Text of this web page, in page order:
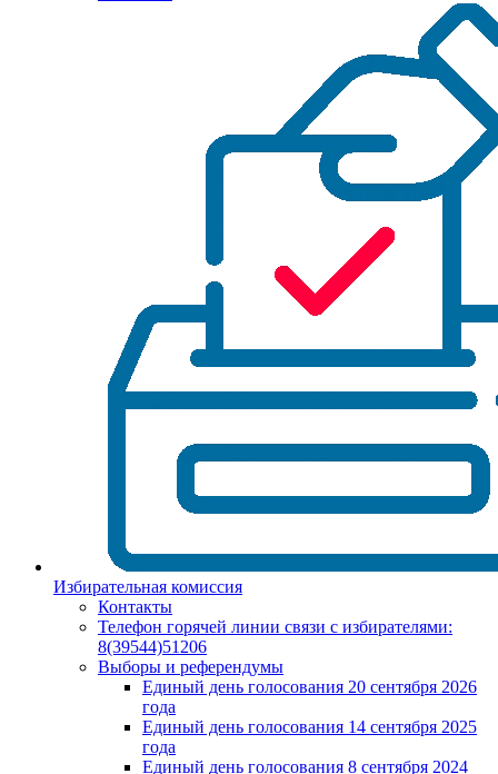
Избирательная комиссия
Контакты
Телефон горячей линии связи с избирателями:
8(39544)51206
Выборы и референдумы
Единый день голосования 20 сентября 2026
года
Единый день голосования 14 сентября 2025
года
Единый день голосования 8 сентября 2024